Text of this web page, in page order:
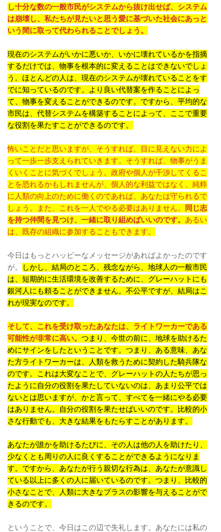
し十分な数の一般市民がシステムから抜け出せば、システム
は崩壊し、私たちが見たいと思う愛に基づいた社会にあっと
いう間に取って代わられることでしょう。
現在のシステムがいかに悪いか、いかに壊れているかを指摘
するだけでは、物事を根本的に変えることはできないでしょ
う。ほとんどの人は、現在のシステムが壊れていることをす
でに知っているのです。より良い代替案を作ることによっ
て、物事を変えることができるのです。ですから、平均的な
市民は、代替システムを構築することによって、ここで重要
な役割を果たすことができるのです。
怖いことだと思いますが、そうすれば、目に見えない力によ
って一歩一歩支えられていきます。そうすれば、物事がうま
くいくことに気づくでしょう。政府や個人が干渉してくるこ
とを恐れるかもしれませんが、個人的な利益ではなく、純粋
に人類の向上のために働くのであれば、あなたは守られるで
しょう。また、これを一人でやる必要はありません。
同じ志
を持つ仲間を見つけ、一緒に取り組めばいいのです。 あるい
は、既存の組織に参加することもできます。
今日はもっとハッピーなメッセージがあればよかったのです
が。
しかし、結局のところ、残念ながら、地球人の一般市民
は、短期的に生活環境を改善するために、グレーハットにも
銀河人にも頼ることができません。不公平ですが、結局はこ
れが現実なのです。
そして、これを受け取ったあなたは、ライトワーカーである
可能性が非常に高い。 つまり、今世の前に、地球を助けるた
めにサインをしたということです。つまり、ある意味、あな
た方ライトワーカーは、人類を救うために契約した騎兵隊な
のです。これは大変なことで、グレーハットの人たちが思っ
たように自分の役割を果たしていないのは、あまり公平では
ないとは思いますが、かと言って、すべてを一緒にやる必要
はありません。自分の役割を果たせばいいのです。比較的小
さな行動でも、大きな結果をもたらすことがあります。
あなたが誰かを助けるたびに、その人は他の人を助けたり、
少なくとも周りの人に良くすることができるようになりま
す。ですから、あなたが行う親切な行為は、あなたが意識し
ている以上に多くの人に届いているのです。つまり、比較的
小さなことで、人類に大きなプラスの影響を与えることがで
きるのです。
ということで、今日はこの辺で失礼します。あなたには私の